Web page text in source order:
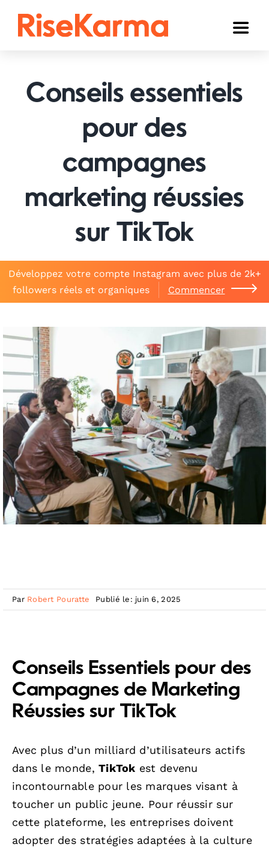
Toggle
TikTok
Twitter (𝕏)
Autres
Conseils essentiels
pour des
campagnes
marketing réussies
sur TikTok
Développez votre compte Instagram avec plus de 2k+
followers réels et organiques
Commencer
Par Robert Pouratte Publié le: juin 6, 2025
Conseils Essentiels pour des
Campagnes de Marketing
Réussies sur TikTok
Avec plus d’un milliard d’utilisateurs actifs
dans le monde,TikTok est devenu
incontournable pour les marques visant à
toucher un public jeune. Pour réussir sur
cette plateforme, les entreprises doivent
adopter des stratégies adaptées à la culture